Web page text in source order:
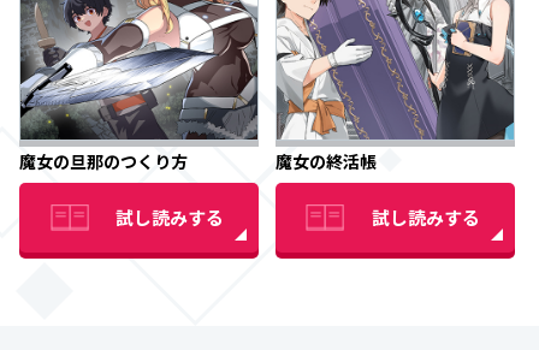
魔女の旦那のつくり方
試し読みする
魔女の終活帳
試し読みする